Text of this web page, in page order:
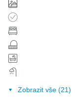
Zobrazit vše (21)